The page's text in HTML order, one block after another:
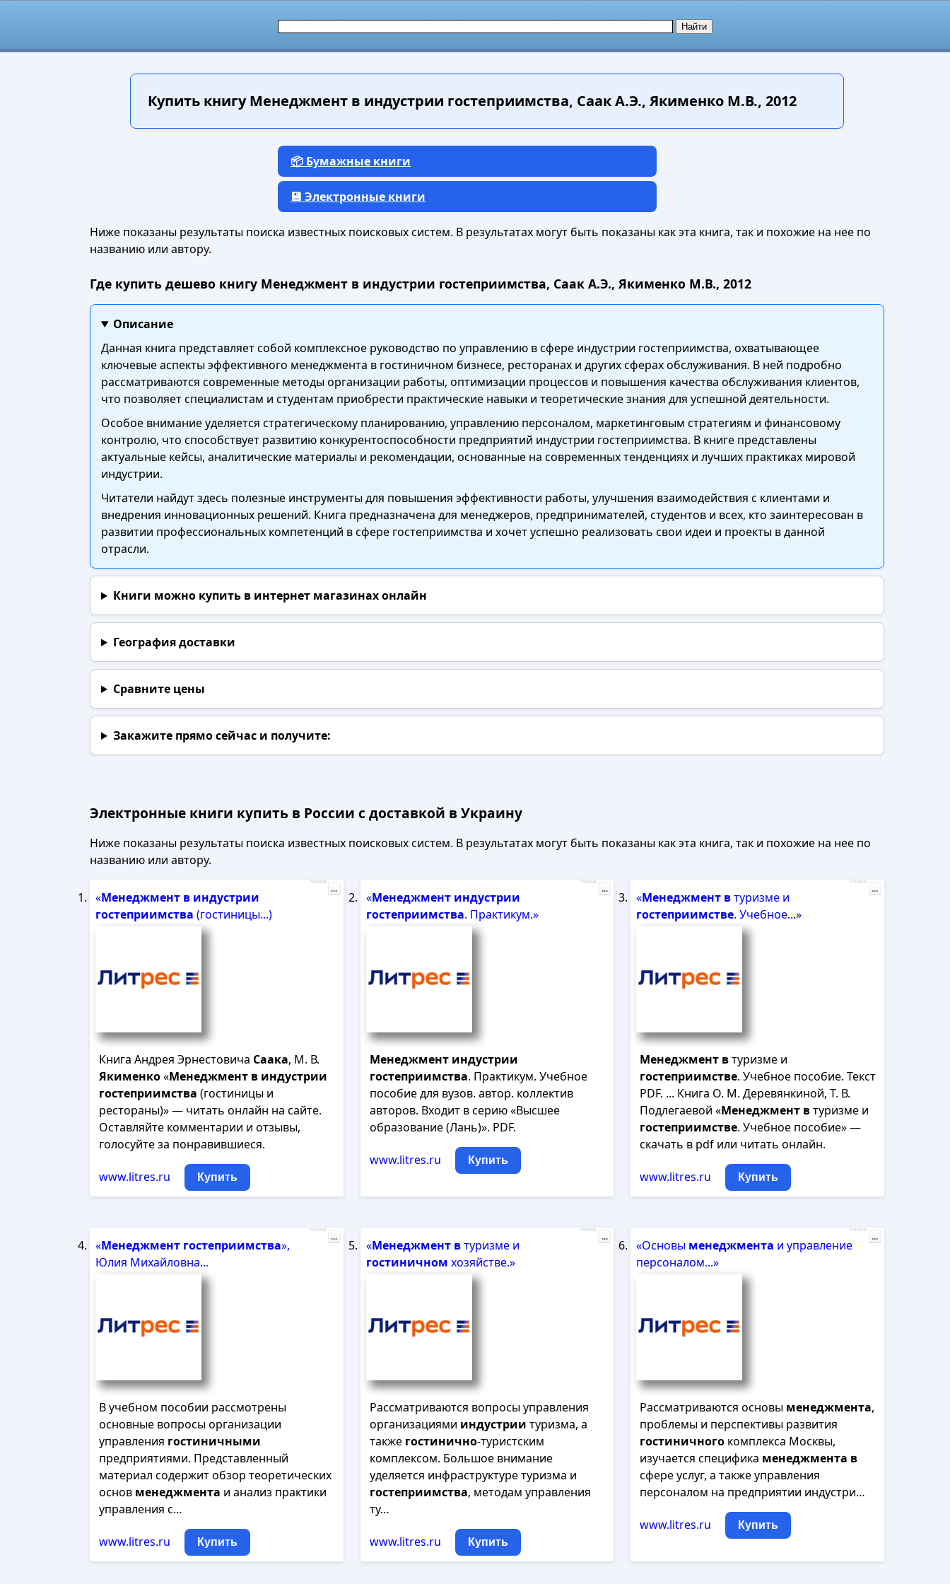
Купить книгуМенеджмент в индустрии гостеприимства, Саак А.Э., Якименко М.В., 2012
📦 Бумажные книги
💾 Электронные книги
Ниже показаны результаты поиска известных поисковых систем. В результатах могут быть показаны как эта книга, так и похожие на нее по
названию или автору.
Где купить дешево книгу Менеджмент в индустрии гостеприимства, Саак А.Э., Якименко М.В., 2012
Описание
Данная книга представляет собой комплексное руководство по управлению в сфере индустрии гостеприимства, охватывающее
ключевые аспекты эффективного менеджмента в гостиничном бизнесе, ресторанах и других сферах обслуживания. В ней подробно
рассматриваются современные методы организации работы, оптимизации процессов и повышения качества обслуживания клиентов,
что позволяет специалистам и студентам приобрести практические навыки и теоретические знания для успешной деятельности.
Особое внимание уделяется стратегическому планированию, управлению персоналом, маркетинговым стратегиям и финансовому
контролю, что способствует развитию конкурентоспособности предприятий индустрии гостеприимства. В книге представлены
актуальные кейсы, аналитические материалы и рекомендации, основанные на современных тенденциях и лучших практиках мировой
индустрии.
Читатели найдут здесь полезные инструменты для повышения эффективности работы, улучшения взаимодействия с клиентами и
внедрения инновационных решений. Книга предназначена для менеджеров, предпринимателей, студентов и всех, кто заинтересован в
развитии профессиональных компетенций в сфере гостеприимства и хочет успешно реализовать свои идеи и проекты в данной
отрасли.
Книги можно купить в интернет магазинах онлайн
География доставки
Сравните цены
Закажите прямо сейчаси получите:
Электронные книги купить в России с доставкой в Украину
Ниже показаны результаты поиска известных поисковых систем. В результатах могут быть показаны как эта книга, так и похожие на нее по
названию или автору.
«Менеджмент в индустрии
гостеприимства (гостиницы...)
Книга Андрея Эрнестовича Саака, М. В.
Якименко«Менеджмент в индустрии
гостеприимства (гостиницы и
рестораны)» — читать онлайн на сайте.
Оставляйте комментарии и отзывы,
голосуйте за понравившиеся.
www.litres.ru Купить
Реклама
...
«Менеджмент индустрии
гостеприимства. Практикум.»
Менеджмент индустрии
гостеприимства. Практикум. Учебное
пособие для вузов. автор. коллектив
авторов. Входит в серию «Высшее
образование (Лань)». PDF.
www.litres.ru Купить
Реклама
...
«Менеджмент втуризме и
гостеприимстве. Учебное...»
Менеджмент втуризме и
гостеприимстве. Учебное пособие. Текст
PDF. ... Книга О. М. Деревянкиной, Т. В.
Подлегаевой «Менеджмент втуризме и
гостеприимстве. Учебное пособие» —
скачать в pdf или читать онлайн.
www.litres.ru Купить
Реклама
...
«Менеджмент гостеприимства»,
Юлия Михайловна...
В учебном пособии рассмотрены
основные вопросы организации
управления гостиничными
предприятиями. Представленный
материал содержит обзор теоретических
основ менеджмента и анализ практики
управления с…
www.litres.ru Купить
Реклама
...
«Менеджмент втуризме и
гостиничном хозяйстве.»
Рассматриваются вопросы управления
организациями индустрии туризма, а
также гостинично-туристским
комплексом. Большое внимание
уделяется инфраструктуре туризма и
гостеприимства, методам управления
ту…
www.litres.ru Купить
Реклама
...
«Основы менеджмента и управление
персоналом...»
Рассматриваются основы менеджмента,
проблемы и перспективы развития
гостиничного комплекса Москвы,
изучается специфика менеджмента в
сфере услуг, а также управления
персоналом на предприятии индустри…
www.litres.ru Купить
Реклама
...